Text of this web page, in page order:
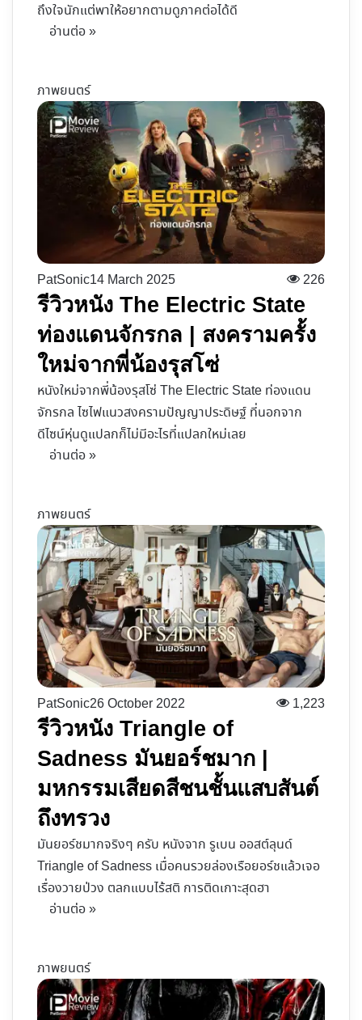
ถึงใจนักแต่พาให้อยากตามดูภาคต่อได้ดี
อ่านต่อ »
ภาพยนตร์
PatSonic14 March 2025 226
รีวิวหนัง The Electric State
ท่องแดนจักรกล | สงครามครั้ง
ใหม่จากพี่น้องรุสโซ่
หนังใหม่จากพี่น้องรุสโซ่ The Electric State ท่องแดน
จักรกล ไซไฟแนวสงครามปัญญาประดิษฐ์ ที่นอกจาก
ดีไซน์หุ่นดูแปลกก็ไม่มีอะไรที่แปลกใหม่เลย
อ่านต่อ »
ภาพยนตร์
PatSonic26 October 2022 1,223
รีวิวหนัง Triangle of
Sadness มันยอร์ชมาก |
มหกรรมเสียดสีชนชั้นแสบสันต์
ถึงทรวง
มันยอร์ชมากจริงๆ ครับ หนังจาก รูเบน ออสต์ลุนด์
Triangle of Sadness เมื่อคนรวยล่องเรือยอร์ชแล้วเจอ
เรื่องวายป่วง ตลกแบบไร้สติ การติดเกาะสุดฮา
อ่านต่อ »
ภาพยนตร์